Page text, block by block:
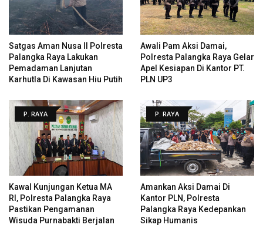
Satgas Aman Nusa II Polresta
Palangka Raya Lakukan
Pemadaman Lanjutan
Karhutla Di Kawasan Hiu Putih
Awali Pam Aksi Damai,
Polresta Palangka Raya Gelar
Apel Kesiapan Di Kantor PT.
PLN UP3
P. RAYA
Kawal Kunjungan Ketua MA
RI, Polresta Palangka Raya
Pastikan Pengamanan
Wisuda Purnabakti Berjalan
P. RAYA
Amankan Aksi Damai Di
Kantor PLN, Polresta
Palangka Raya Kedepankan
Sikap Humanis